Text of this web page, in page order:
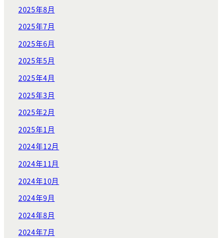
2025年8月
2025年7月
2025年6月
2025年5月
2025年4月
2025年3月
2025年2月
2025年1月
2024年12月
2024年11月
2024年10月
2024年9月
2024年8月
2024年7月